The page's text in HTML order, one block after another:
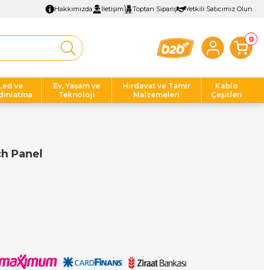
Hakkımızda İletişim Toptan Sipariş Yetkili Satıcımız Olun
0
ve
Ev, Yaşam ve
Teknoloji
Hırdavat ve Tamir
Malzemeleri
Kablo
Çeşitleri
Panel